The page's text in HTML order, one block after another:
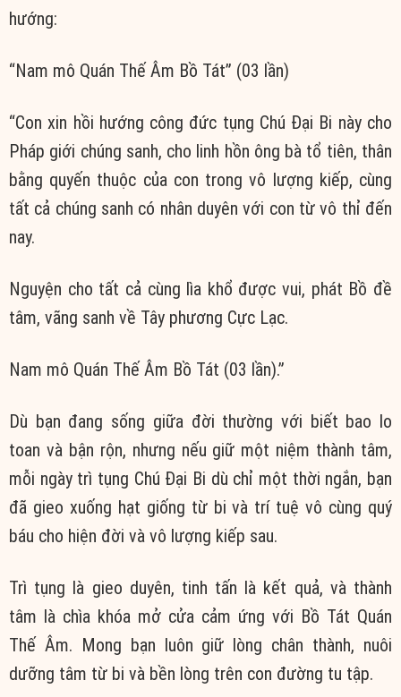
hướng:
“Nam mô Quán Thế Âm Bồ Tát” (03 lần)
“Con xin hồi hướng công đức tụng Chú Đại Bi này cho
Pháp giới chúng sanh, cho linh hồn ông bà tổ tiên, thân
bằng quyến thuộc của con trong vô lượng kiếp, cùng
tất cả chúng sanh có nhân duyên với con từ vô thỉ đến
nay.
Nguyện cho tất cả cùng lìa khổ được vui, phát Bồ đề
tâm, vãng sanh về Tây phương Cực Lạc.
Nam mô Quán Thế Âm Bồ Tát (03 lần).”
Dù bạn đang sống giữa đời thường với biết bao lo
toan và bận rộn, nhưng nếu giữ một niệm thành tâm,
mỗi ngày trì tụng Chú Đại Bi dù chỉ một thời ngắn, bạn
đã gieo xuống hạt giống từ bi và trí tuệ vô cùng quý
báu cho hiện đời và vô lượng kiếp sau.
Trì tụng là gieo duyên, tinh tấn là kết quả, và thành
tâm là chìa khóa mở cửa cảm ứng với Bồ Tát Quán
Thế Âm. Mong bạn luôn giữ lòng chân thành, nuôi
dưỡng tâm từ bi và bền lòng trên con đường tu tập.